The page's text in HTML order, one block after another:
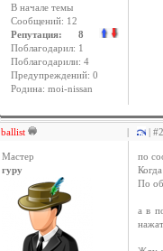
В начале темы
Сообщений: 12
Репутация: 8
Поблагодарил: 1
Поблагодарили: 4
Предупреждений: 0
Родина: moi-nissan
ballist | |
Мастер
гуру
по
По
а в